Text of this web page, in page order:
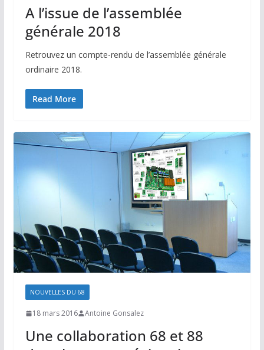
A l’issue de l’assemblée
générale 2018
Retrouvez un compte-rendu de l’assemblée générale
ordinaire 2018.
Read More
NOUVELLES DU 68
18 mars 2016 Antoine Gonsalez
Une collaboration 68 et 88